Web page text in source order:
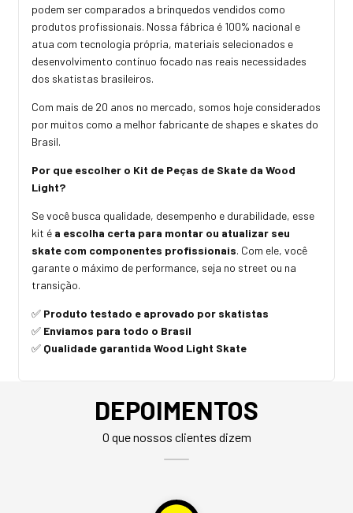
podem ser comparados a brinquedos vendidos como
produtos profissionais. Nossa fábrica é 100% nacional e
atua com tecnologia própria, materiais selecionados e
desenvolvimento contínuo focado nas reais necessidades
dos skatistas brasileiros.
Com mais de 20 anos no mercado, somos hoje considerados
por muitos como a melhor fabricante de shapes e skates do
Brasil.
Por que escolher o Kit de Peças de Skate da Wood
Light?
Se você busca qualidade, desempenho e durabilidade, esse
kit é a escolha certa para montar ou atualizar seu
skate com componentes profissionais. Com ele, você
garante o máximo de performance, seja no street ou na
transição.
✅ Produto testado e aprovado por skatistas
✅ Enviamos para todo o Brasil
✅ Qualidade garantida Wood Light Skate
DEPOIMENTOS
O que nossos clientes dizem